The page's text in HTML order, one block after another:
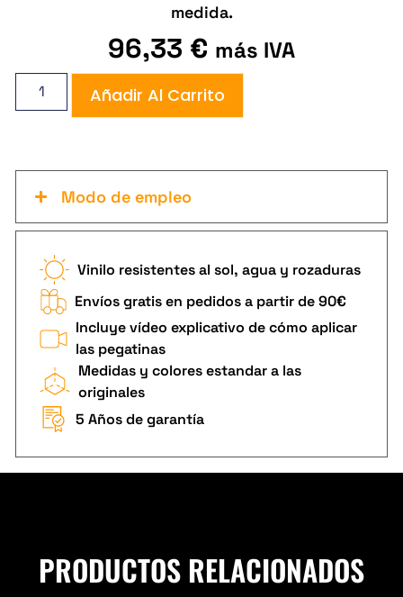
medida.
96,33 € más IVA
Añadir Al Carrito
Modo de empleo
Vinilo resistentes al sol, agua y rozaduras
Envíos gratis en pedidos a partir de 90€
Incluye vídeo explicativo de cómo aplicar
las pegatinas
Medidas y colores estandar a las
originales
5 Años de garantía
PRODUCTOS RELACIONADOS